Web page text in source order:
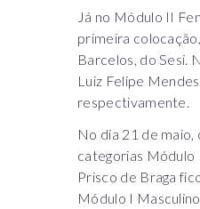
Já no Módulo II
primeira
Barcelos, do Sesi.
Luiz Felipe
respectivamente.
No dia 21 de
categorias Módulo
Prisco de Braga
Módulo I